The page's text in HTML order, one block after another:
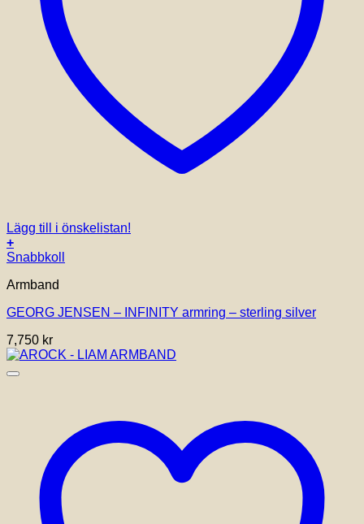
Lägg till i önskelistan!
+
Den
produkten
flera
De
olika
alternativen
produktsidan
Snabbkoll
Armband
GEORG JENSEN – INFINITY armring – sterling silver
7,750 kr